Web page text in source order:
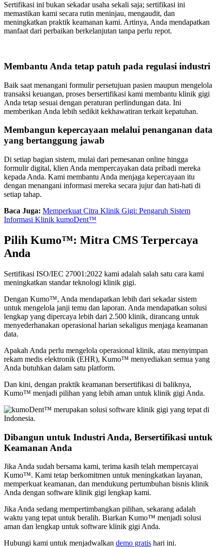
Sertifikasi ini bukan sekadar usaha sekali saja; sertifikasi ini
memastikan kami secara rutin meninjau, mengaudit, dan
meningkatkan praktik keamanan kami. Artinya, Anda mendapatkan
manfaat dari perbaikan berkelanjutan tanpa perlu repot.
Membantu Anda tetap patuh pada regulasi industri
Baik saat menangani formulir persetujuan pasien maupun mengelola
transaksi keuangan, proses bersertifikasi kami membantu klinik gigi
Anda tetap sesuai dengan peraturan perlindungan data. Ini
memberikan Anda lebih sedikit kekhawatiran terkait kepatuhan.
Membangun kepercayaan melalui penanganan data
yang bertanggung jawab
Di setiap bagian sistem, mulai dari pemesanan online hingga
formulir digital, klien Anda mempercayakan data pribadi mereka
kepada Anda. Kami membantu Anda menjaga kepercayaan itu
dengan menangani informasi mereka secara jujur dan hati-hati di
setiap tahap.
Baca Juga: Memperkuat Citra Klinik Gigi: Pengaruh Sistem
Informasi Klinik kumoDent™
Pilih Kumo™: Mitra CMS Terpercaya
Anda
Sertifikasi ISO/IEC 27001:2022 kami adalah salah satu cara kami
meningkatkan standar teknologi klinik gigi.
Dengan Kumo™, Anda mendapatkan lebih dari sekadar sistem
untuk mengelola janji temu dan laporan. Anda mendapatkan solusi
lengkap yang dipercaya lebih dari 2.500 klinik, dirancang untuk
menyederhanakan operasional harian sekaligus menjaga keamanan
data.
Apakah Anda perlu mengelola operasional klinik, atau menyimpan
rekam medis elektronik (EHR), Kumo™ menyediakan semua yang
Anda butuhkan dalam satu platform.
Dan kini, dengan praktik keamanan bersertifikasi di baliknya,
Kumo™ menjadi pilihan yang lebih aman untuk klinik gigi Anda.
Dibangun untuk Industri Anda, Bersertifikasi untuk
Keamanan Anda
Jika Anda sudah bersama kami, terima kasih telah mempercayai
Kumo™. Kami tetap berkomitmen untuk meningkatkan layanan,
memperkuat keamanan, dan mendukung pertumbuhan bisnis klinik
Anda dengan software klinik gigi lengkap kami.
Jika Anda sedang mempertimbangkan pilihan, sekarang adalah
waktu yang tepat untuk beralih. Biarkan Kumo™ menjadi solusi
aman dan lengkap untuk software klinik gigi Anda.
Hubungi kami untuk menjadwalkan demo gratis hari ini.